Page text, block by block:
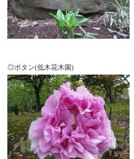
◎ボタン(低木花木園)